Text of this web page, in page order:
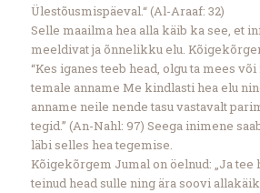
Ülestõusmispäeval.“ (Al-Araaf: 32)
Selle maailma hea alla käib ka see, et
meeldivat ja õnnelikku elu.
“Kes iganes teeb head, olgu ta mees
temale anname Me kindlasti hea elu
anname neile nende tasu vastavalt
tegid.” (An-Nahl: 97) Seega inimene
läbi selles hea tegemise.
Kõigekõrgem Jumal on öelnud: „Ja tee
teinud head sulle ning ära soovi